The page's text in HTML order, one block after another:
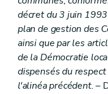
décret du 3 juin
plan de gestion des
ainsi que par les
de la Démocratie
dispensés du
l'alinéa précédent.–